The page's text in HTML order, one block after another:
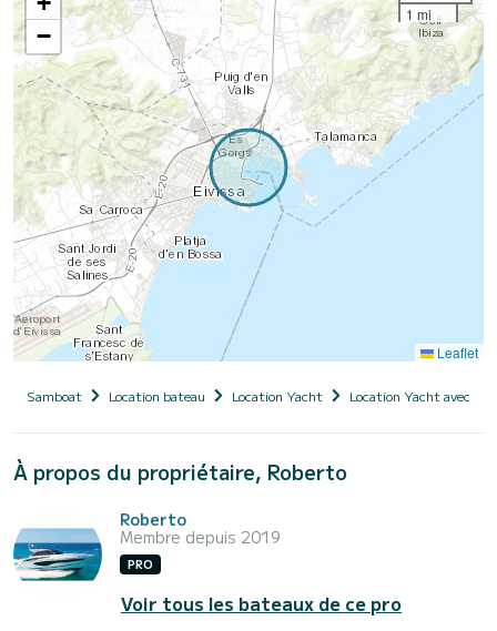
−
1 mi
Leaflet
Samboat Location bateau Location Yacht Location Yacht avec
À propos du propriétaire, Roberto
Roberto
Membre depuis 2019
PRO
Voir tous les bateaux de ce pro